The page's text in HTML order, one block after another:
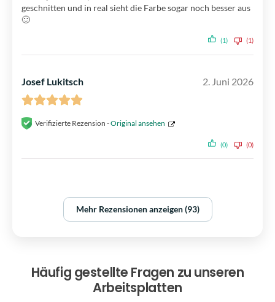
geschnitten und in real sieht die Farbe sogar noch besser aus
🙂
(1) (1)
Josef Lukitsch 2. Juni 2026
Verifizierte Rezension -Original ansehen
(0) (0)
Mehr Rezensionen anzeigen (93)
Häufig gestellte Fragen zu unseren
Arbeitsplatten